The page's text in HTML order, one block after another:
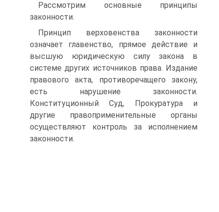
Рассмотрим основные принципы
законности.
Принцип верховенства законности
означает главенство, прямое действие и
высшую юридическую силу закона в
системе других источников права. Издание
правового акта, противоречащего закону,
есть нарушение законности.
Конституционный Суд, Прокуратура и
другие правоприменительные органы
осуществляют контроль за исполнением
законности.